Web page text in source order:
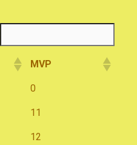
MVP
MVP
0
11
12